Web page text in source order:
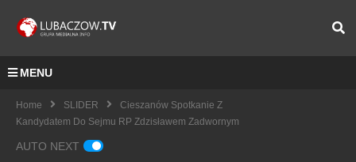
MENU
Home SLIDER
Cieszanów Spotkanie Z
Kandydatem Do Sejmu RP Zdzisławem Zadwornym
AUTO NEXT